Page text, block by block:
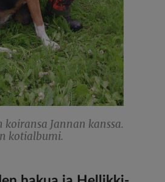
koiransa Jannan kanssa.
kotialbumi.